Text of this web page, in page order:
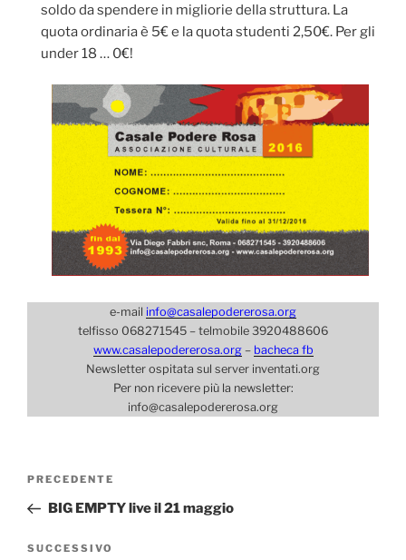
soldo da spendere in migliorie della struttura. La
quota ordinaria è 5€ e la quota studenti 2,50€. Per gli
under 18 … 0€!
e-mail info@casalepodererosa.org
telfisso 068271545 – telmobile 3920488606
www.casalepodererosa.org– bacheca fb
Newsletter ospitata sul server inventati.org
Per non ricevere più la newsletter:
info@casalepodererosa.org
Navigazione
Articolo
precedente:
PRECEDENTE
BIG EMPTY live il 21 maggio
Articolo
SUCCESSIVO